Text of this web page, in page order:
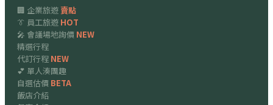
🏢 企業旅遊賣點
👔 員工旅遊 HOT
🎤 會議場地詢價 NEW
精選行程
代訂行程 NEW
💕 單人湊團趣
自選估價 BETA
飯店介紹